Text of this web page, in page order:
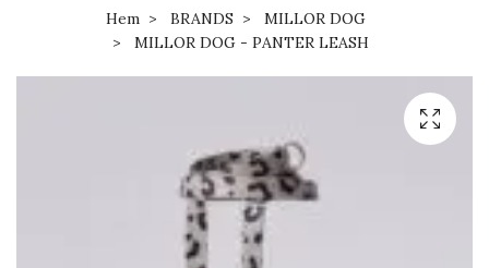
Hem BRANDS
MILLOR DOG
MILLOR DOG - PANTER LEASH